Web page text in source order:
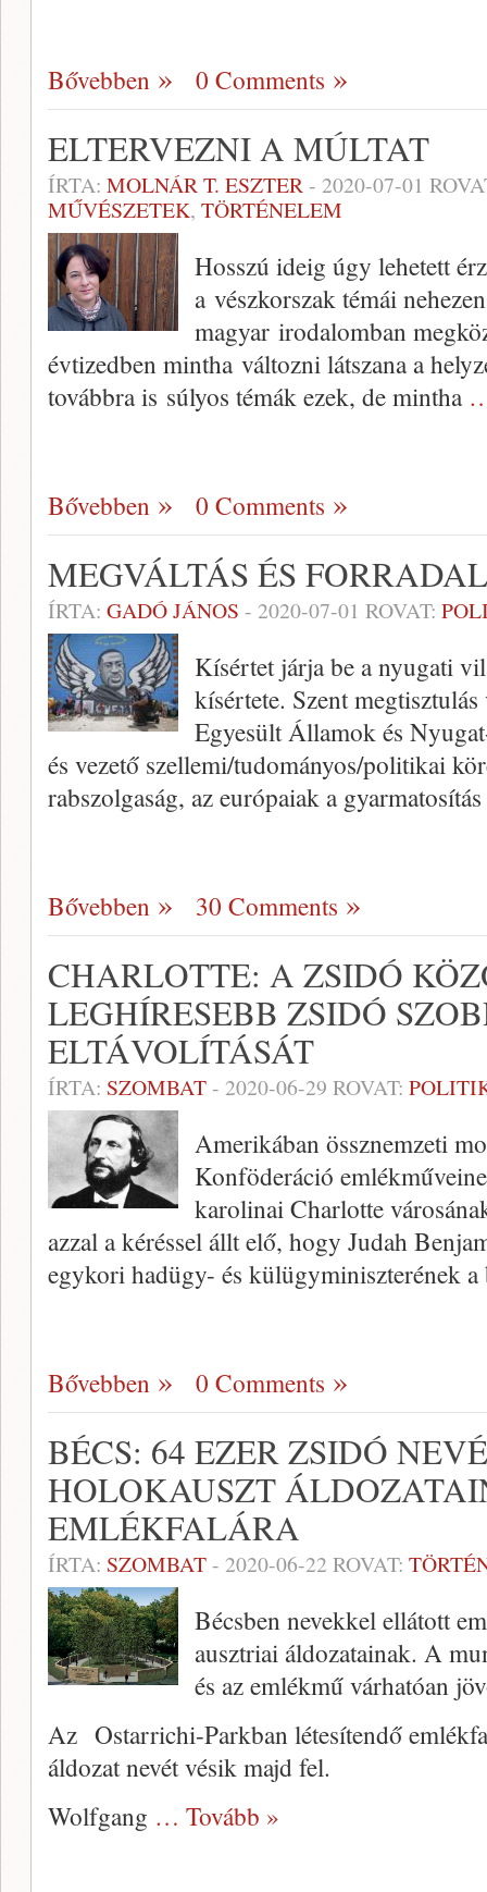
Bővebben 0 Comments
ELTERVEZNI A MÚLTAT
ÍRTA: MOLNÁR T. ESZTER- 2020-07-01
MŰVÉSZETEK, TÖRTÉNELEM
Hosszú ideig úgy lehetett
a vészkorszak témái
magyar irodalomban
évtizedben mintha változni látszana a
továbbra is súlyos témák ezek, de mintha
Bővebben 0 Comments
MEGVÁLTÁS ÉS
ÍRTA: GADÓ JÁNOS - 2020-07-01 ROVAT:
Kísértet járja be a nyugati
kísértete. Szent
Egyesült Államok és
és vezető szellemi/tudományos/politikai
rabszolgaság, az európaiak a
Bővebben 30 Comments
CHARLOTTE: A ZSIDÓ
LEGHÍRESEBB ZSIDÓ
ELTÁVOLÍTÁSÁT
ÍRTA: SZOMBAT- 2020-06-29 ROVAT:
Amerikában össznemzeti
Konföderáció
karolinai Charlotte
azzal a kéréssel állt elő, hogy Judah
egykori hadügy- és külügyminiszterének
Bővebben 0 Comments
BÉCS: 64 EZER ZSIDÓ
HOLOKAUSZT
EMLÉKFALÁRA
ÍRTA: SZOMBAT- 2020-06-22 ROVAT:
Bécsben nevekkel ellátott
ausztriai áldozatainak. A
és az emlékmű várhatóan
Az Ostarrichi-Parkban létesítendő
áldozat nevét vésik majd fel.
Wolfgang … Tovább »